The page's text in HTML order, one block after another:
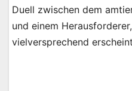
Duell zwischen dem
und einem
vielversprechend